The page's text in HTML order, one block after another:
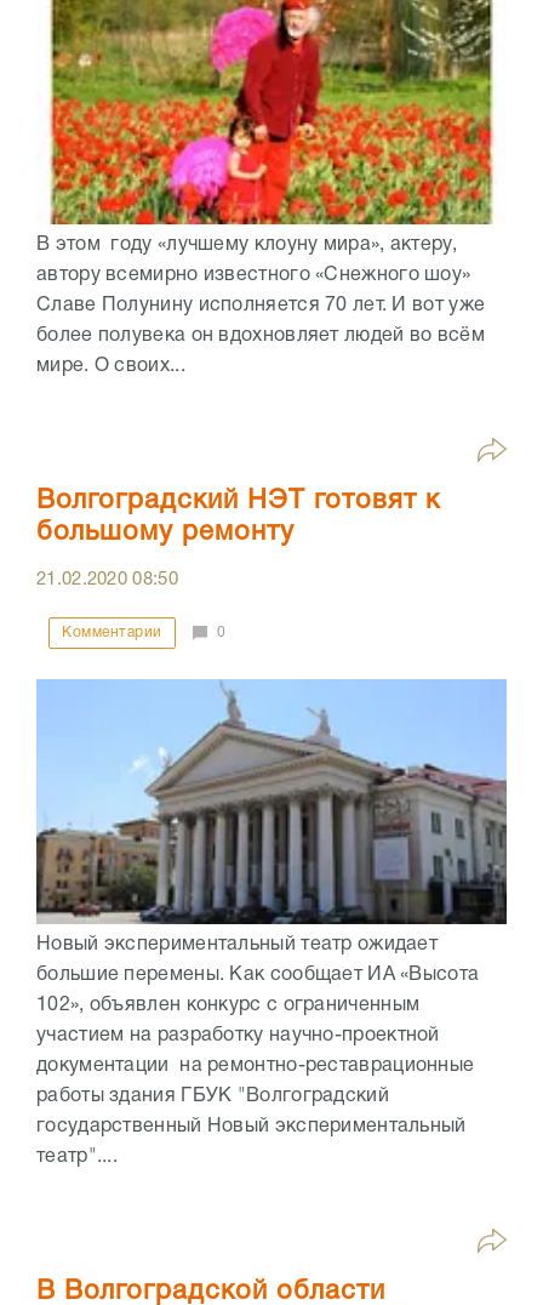
В этом году «лучшему клоуну мира», актеру,
автору всемирно известного «Снежного шоу»
Славе Полунину исполняется 70 лет. И вот уже
более полувека он вдохновляет людей во всём
мире. О своих...
Волгоградский НЭТ готовят к
большому ремонту
21.02.202008:50
Комментарии 0
Новый экспериментальный театр ожидает
большие перемены. Как сообщает ИА «Высота
102», объявлен конкурс с ограниченным
участием на разработку научно-проектной
документации на ремонтно-реставрационные
работы здания ГБУК "Волгоградский
государственный Новый экспериментальный
театр"....
В Волгоградской области